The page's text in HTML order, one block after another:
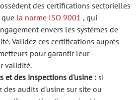
des certifications sectorielles
la norme ISO 9001 , qui
envers les systèmes de
Validez ces certifications auprès
pour garantir leur
validité.
et des inspections d'usine : si
des audits d'usine sur site ou